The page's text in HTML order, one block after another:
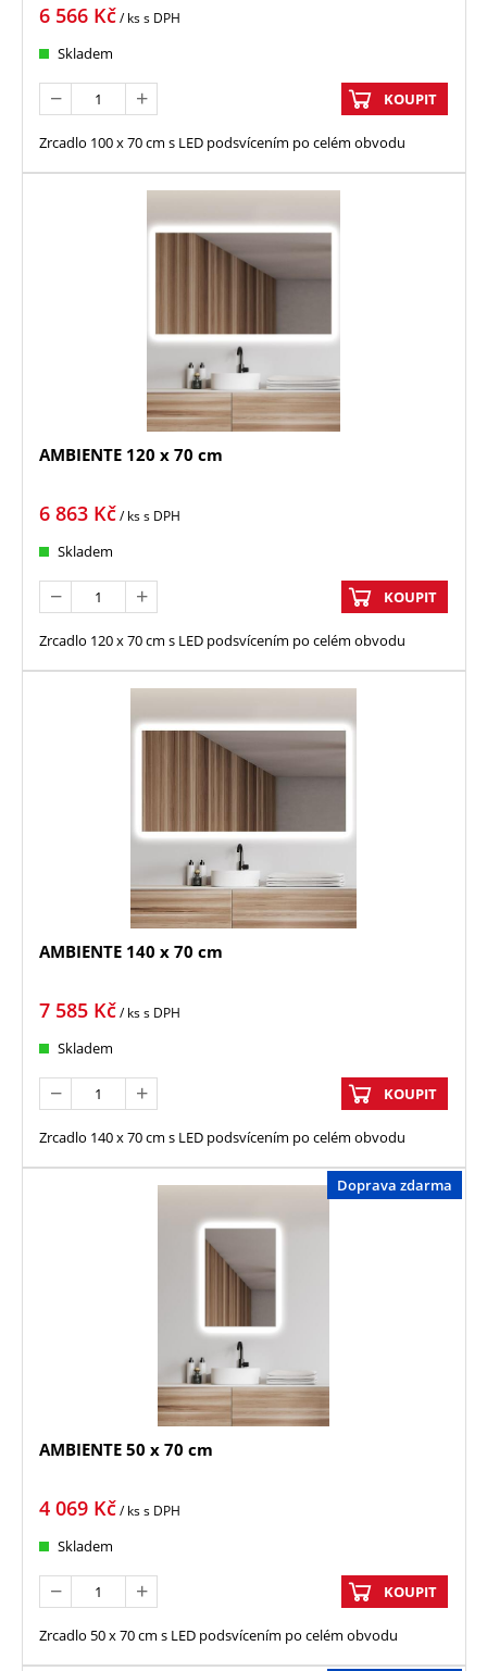
6 566 Kč/ kss DPH
Skladem
KOUPIT
Zrcadlo 100 x 70 cm s LED podsvícením po celém obvodu
AMBIENTE 120 x 70 cm
6 863 Kč/ kss DPH
Skladem
KOUPIT
Zrcadlo 120 x 70 cm s LED podsvícením po celém obvodu
AMBIENTE 140 x 70 cm
7 585 Kč/ kss DPH
Skladem
KOUPIT
Zrcadlo 140 x 70 cm s LED podsvícením po celém obvodu
Doprava zdarma
AMBIENTE 50 x 70 cm
4 069 Kč/ kss DPH
Skladem
KOUPIT
Zrcadlo 50 x 70 cm s LED podsvícením po celém obvodu